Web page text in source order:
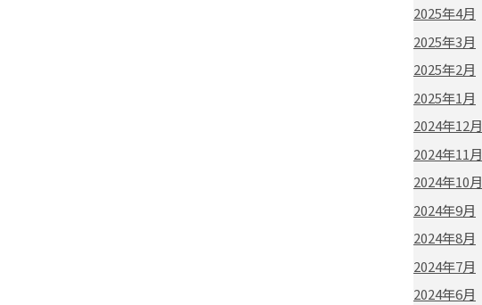
2025年4月
2025年3月
2025年2月
2025年1月
2024年12月
2024年11月
2024年10月
2024年9月
2024年8月
2024年7月
2024年6月